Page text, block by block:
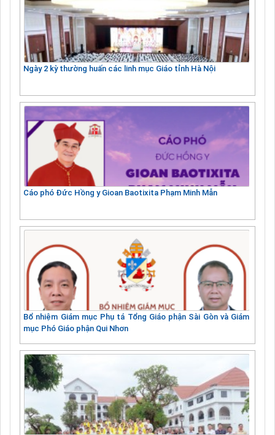
Ngày 2 kỳ thường huấn các linh mục Giáo tỉnh Hà Nội
Cáo phó Đức Hồng y Gioan Baotixita Phạm Minh Mẫn
Bổ nhiệm Giám mục Phụ tá Tổng Giáo phận Sài Gòn và Giám
mục Phó Giáo phận Qui Nhơn